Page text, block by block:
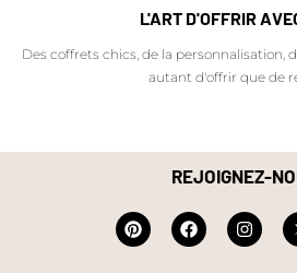
L'ART D'OFFRIR
Des coffrets chics, de la personnalisation,
autant d'offrir que de
REJOIGNEZ-